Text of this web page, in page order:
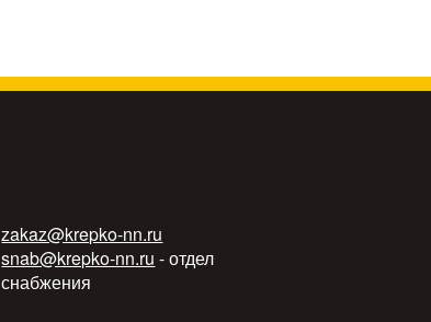
zakaz@krepko-nn.ru
snab@krepko-nn.ru - отдел
снабжения